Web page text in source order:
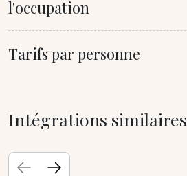
l'occupation
Tarifs par personne
Intégrations similaires